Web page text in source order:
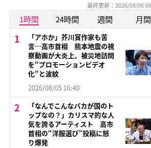
最終更新：2026/08/06
1時間 24時間 週間 月間
「アホか」芥川賞作家も苦
言…高市首相 熊本地震の視
察動画が大炎上、被災地訪問
を“プロモーションビデオ
化”と波紋
2026/08/05 16:40
「なんでこんなバカが国のト
ップなの？」カリスマ的な人
気を誇るアーティスト 高市
首相の“洋服選び”投稿に怒
り爆発